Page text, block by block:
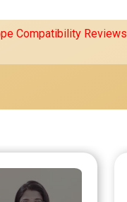
Compatibility Reviews